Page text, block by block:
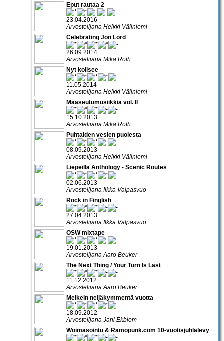
Eput rautaa 2
23.04.2016
Arvostelijana Heikki Väliniemi
Celebrating Jon Lord
26.09.2014
Arvostelijana Mika Roth
Nyt kolisee
11.05.2014
Arvostelijana Heikki Väliniemi
Maaseutumusiikkia vol. II
15.10.2013
Arvostelijana Mika Roth
Puhtaiden vesien puolesta
08.09.2013
Arvostelijana Heikki Väliniemi
Liepeillä Anthology - Scenic Routes
02.06.2013
Arvostelijana Ilkka Valpasvuo
Rock in Finglish
27.04.2013
Arvostelijana Ilkka Valpasvuo
OSW mixtape
19.01.2013
Arvostelijana Aaro Beuker
The Next Thing / Your Turn Is Last
11.12.2012
Arvostelijana Aaro Beuker
Melkein neljäkymmentä vuotta
18.09.2012
Arvostelijana Jani Ekblom
Woimasointu & Ramopunk.com 10-vuotisjuhlalevy